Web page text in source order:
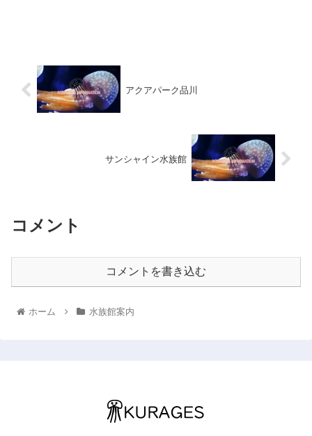
アクアパーク品川
サンシャイン水族館
コメント
コメントを書き込む
ホーム 水族館案内